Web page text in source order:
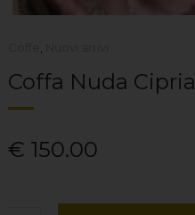
Coffa Nuda Cipria
€ 150.00